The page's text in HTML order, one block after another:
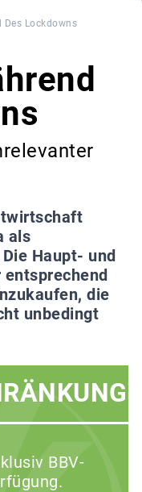
Des Lockdowns
als
Haupt- und
entsprechend
die
unbedingt
BBV-